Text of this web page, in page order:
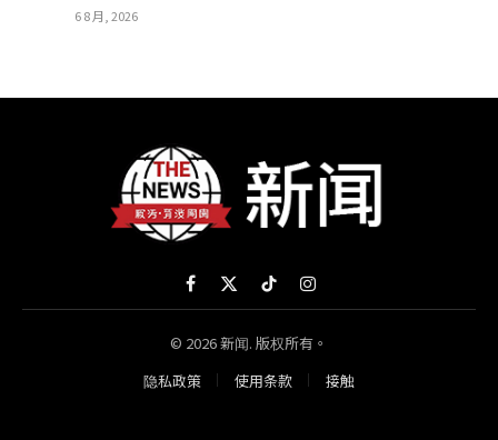
6 8 月, 2026
Facebook
X
(Twitter)
TikTokInstagram
© 2026 新闻. 版权所有。
隐私政策
使用条款 接触